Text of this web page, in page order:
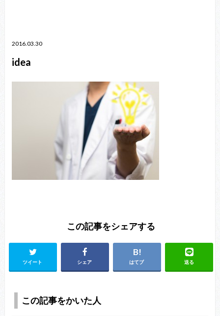
2016.03.30
idea
この記事をシェアする
ツイート シェア はてブ 送る
この記事をかいた人